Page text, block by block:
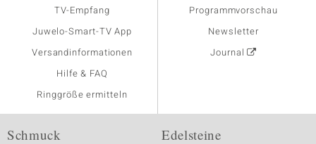
TV-Empfang
Juwelo-Smart-TV App
Versandinformationen
Hilfe & FAQ
Ringgröße ermitteln
Programmvorschau
Newsletter
Journal
Schmuck Edelsteine